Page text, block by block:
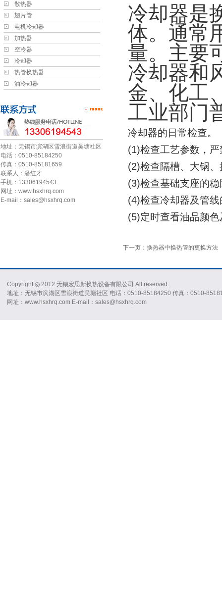
散热器
翅片管
电机冷却器
加热器
空冷器
冷却器
热管换热器
油冷却器
地址：无锡市滨湖区雪浪街道吴塘社区
电话：0510-85184250
传真：0510-85181659
联系人：潘红才
手机：13306194543
网址：www.hsxhrq.com
E-mail：sales@hsxhrq.com
冷却器是
体。通常
量。主要
冷却器和
金、化工
工业部门
冷却器的日常检查。
(1)检查工艺参数，
(2)检查隔槽、大锅
(3)检查基础支座的
(4)检查冷却器及管
(5)定时查看油品颜
下一页：换热器中换热管的更换方法
Copyright ◎ 2012 无锡宏思新换热设备有限公司 All reserved.
地址：无锡市滨湖区雪浪街道吴塘社区 电话：0510-85184250 传真：0510-
网址：www.hsxhrq.com E-mail：sales@hsxhrq.com